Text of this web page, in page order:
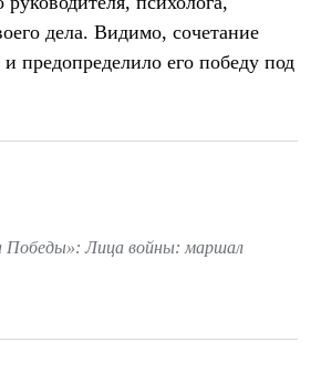
дела. Видимо, сочетание
и предопределило его победу под
Победы»: Лица войны: маршал